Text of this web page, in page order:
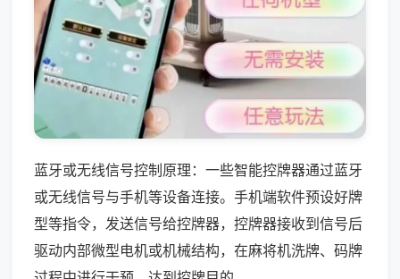
蓝牙或无线信号控制原理：一些智能控牌器通过蓝牙
或无线信号与手机等设备连接。手机端软件预设好牌
型等指令，发送信号给控牌器，控牌器接收到信号后
驱动内部微型电机或机械结构，在麻将机洗牌、码牌